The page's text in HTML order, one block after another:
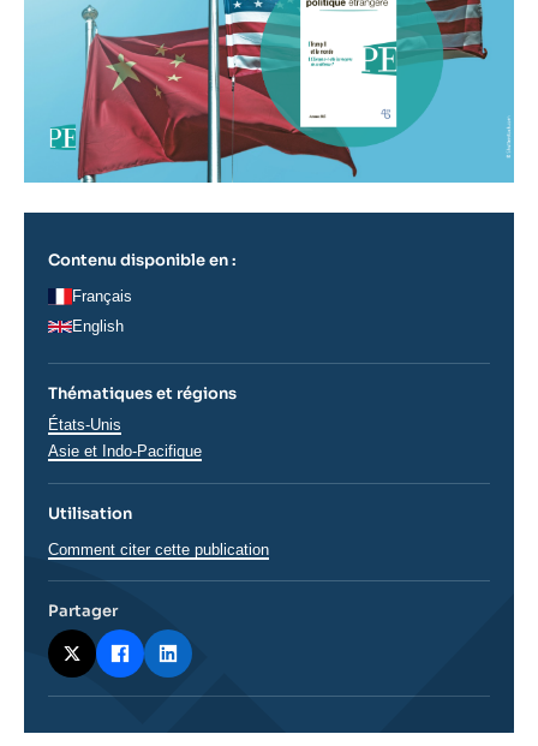
Contenu disponible en :
Français
English
Thématiques et régions
Régions
États-Unis
Asie et Indo-Pacifique
Utilisation
Comment citer cette publication
Partager